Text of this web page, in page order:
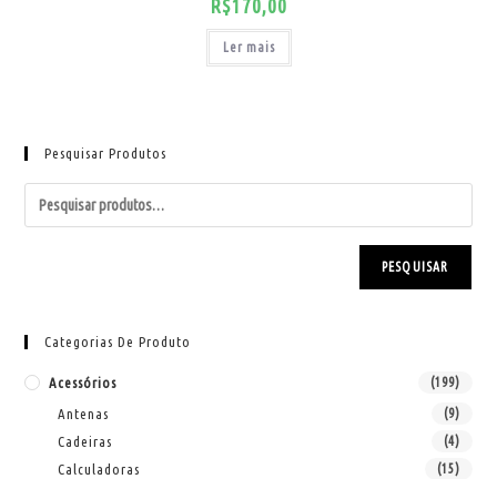
R$170,00
Ler mais
Pesquisar Produtos
PESQUISAR
Categorias De Produto
Acessórios (199)
Antenas (9)
Cadeiras (4)
Calculadoras (15)